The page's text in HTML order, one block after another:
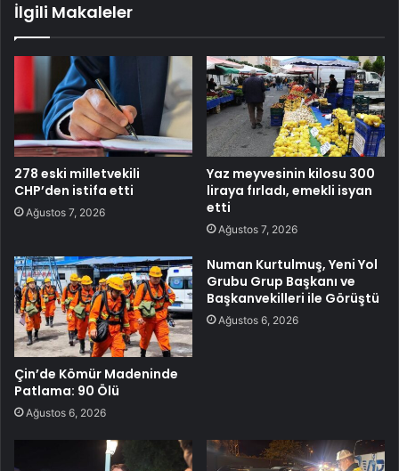
İlgili Makaleler
278 eski milletvekili
CHP’den istifa etti
Ağustos 7, 2026
Yaz meyvesinin kilosu 300
liraya fırladı, emekli isyan
etti
Ağustos 7, 2026
Çin’de Kömür Madeninde
Patlama: 90 Ölü
Ağustos 6, 2026
Numan Kurtulmuş, Yeni Yol
Grubu Grup Başkanı ve
Başkanvekilleri ile Görüştü
Ağustos 6, 2026